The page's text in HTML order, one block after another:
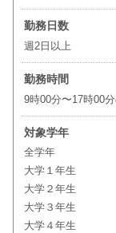
勤務日数
週2日以上
勤務時間
9時00分〜17時00
対象学年
全学年
大学１年生
大学２年生
大学３年生
大学４年生